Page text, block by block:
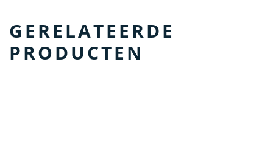
GERELATEERDE
PRODUCTEN